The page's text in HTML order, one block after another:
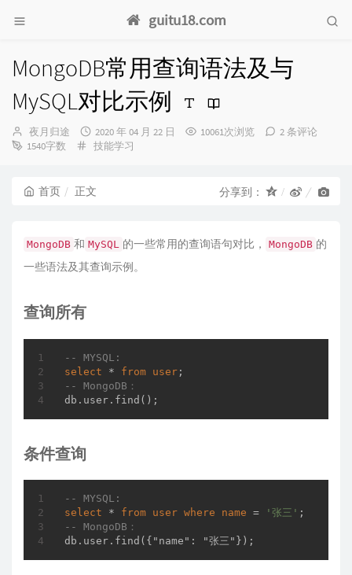
guitu18.com
MongoDB常用查询语法及与
MySQL对比示例
博
主：
夜月归途
发
布
2020 年 04 月 22 日 10061次浏览
2 条评论
1540字数
分
技能学习
首页 正文 分享到：
MongoDB 和 MySQL 的一些常用的查询语句对比， MongoDB 的
一些语法及其查询示例。
查询所有
-- MYSQL:
select * from user
-- MongoDB：
db.user.find();
条件查询
-- MYSQL:
select * from user where name = '张三'
-- MongoDB：
db.user.find({"name": "张三"});